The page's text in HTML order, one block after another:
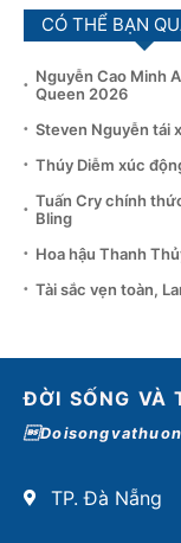
CÓ THỂ BẠN
Nguyễn Cao Minh
Queen 2026
Steven Nguyễn tái
Thúy Diễm xúc
Tuấn Cry chính
Bling
Hoa hậu Thanh
Tài sắc vẹn toàn,
ĐỜI SỐNG VÀ
TP. Đà Nẵng